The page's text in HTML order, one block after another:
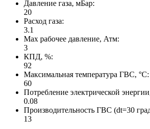
Давление газа, мБар:
20
Расход газа:
3.1
Max рабочее давление, Атм:
3
КПД, %:
92
Максимальная температура ГВС, °С:
60
Потребление электрической
0.08
Производительность ГВС (dt=30
13